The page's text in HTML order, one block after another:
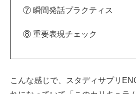
⑦ 瞬間発話プラクティス
⑧ 重要表現チェック
こんな感じで、スタディサプリ